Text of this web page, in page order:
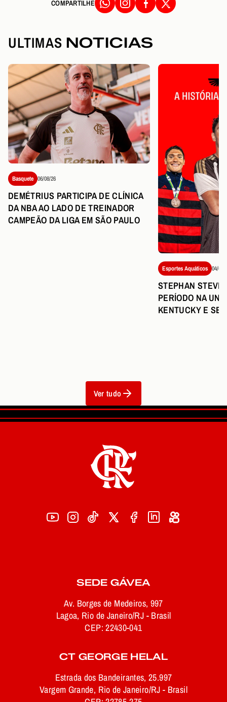
COMPARTILHE
ULTIMAS NOTICIAS
Basquete 06/08/26
DEMÉTRIUS PARTICIPA DE CLÍNICA
DA NBA AO LADO DE TREINADOR
CAMPEÃO DA LIGA EM SÃO PAULO
Esportes Aquáticos 04/08/
STEPHAN
PERÍODO NA
KENTUCKY E
Ver tudo
SEDE GÁVEA
Av. Borges de Medeiros, 997
Lagoa, Rio de Janeiro/RJ - Brasil
CEP: 22430-041
CT GEORGE HELAL
Estrada dos Bandeirantes, 25.997
Vargem Grande, Rio de Janeiro/RJ - Brasil